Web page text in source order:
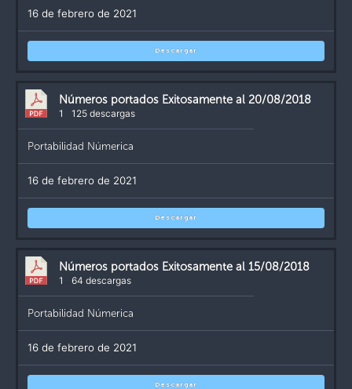
16 de febrero de 2021
Descargar
Números portados Exitosamente al 20/08/2018
1 125 descargas
Portabilidad Númerica
16 de febrero de 2021
Descargar
Números portados Exitosamente al 15/08/2018
1 64 descargas
Portabilidad Númerica
16 de febrero de 2021
Descargar